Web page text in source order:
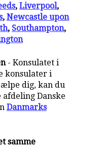
,Liverpool,
,Newcastle upon
, Southampton,
- Konsulatet i
konsulater i
dig, kan du
Danske
Danmarks
samme